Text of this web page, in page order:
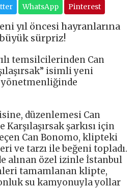
WhatsApp Pinterest
yıl öncesi hayranlarına
sürpriz!
temsilcilerinden Can
isimli yeni
yönetmenliğinde
düzenlemesi Can
Karşılaşırsak şarkısı için
Can Bonomo, klipteki
ve tarzı ile beğeni topladı.
alınan özel izinle İstanbul
tamamlanan klipte,
su kamyonuyla yollar